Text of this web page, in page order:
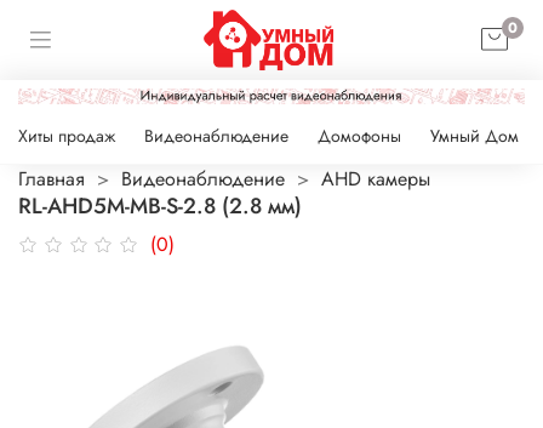
0
Хиты продаж Видеонаблюдение Домофоны Умный Дом
Главная Видеонаблюдение AHD камеры
RL-AHD5M-MB-S-2.8 (2.8 мм)
(0)